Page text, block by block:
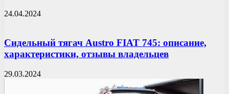
24.04.2024
Сидельный тягач Austro FIAT 745: описание,
характеристики, отзывы владельцев
29.03.2024